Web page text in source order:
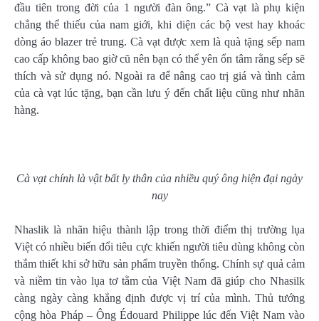
đầu tiên trong đời của 1 người đàn ông.” Cà vạt là phụ kiện
chẳng thể thiếu của nam giới, khi diện các bộ vest hay khoác
dòng áo blazer trẻ trung. Cà vạt được xem là quà tặng sếp nam
cao cấp không bao giờ cũ nên bạn có thể yên ổn tâm rằng sếp sẽ
thích và sử dụng nó. Ngoài ra để nâng cao trị giá và tình cảm
của cà vạt lúc tặng, bạn cần lưu ý đến chất liệu cũng như nhãn
hàng.
Cà vạt chính là vật bất ly thân của nhiều quý ông hiện đại ngày
nay
Nhaslik là nhãn hiệu thành lập trong thời điểm thị trường lụa
Việt có nhiều biến đổi tiêu cực khiến người tiêu dùng không còn
thắm thiết khi sở hữu sản phẩm truyền thống. Chính sự quả cảm
và niềm tin vào lụa tơ tằm của Việt Nam đã giúp cho Nhasilk
càng ngày càng khẳng định được vị trí của mình. Thủ tướng
cộng hòa Pháp – Ông Édouard Philippe lúc đến Việt Nam vào